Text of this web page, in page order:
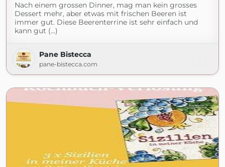
Nach einem grossen Dinner, mag man kein grosses
Dessert mehr, aber etwas mit frischen Beeren ist
immer gut. Diese Beerenterrine ist sehr einfach und
kann gut (...)
Pane Bistecca
pane-bistecca.com